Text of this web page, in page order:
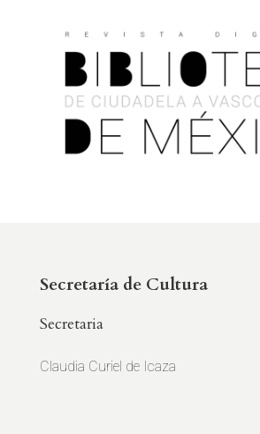
Secretaría de Cultura
Secretaria
Claudia Curiel de Icaza